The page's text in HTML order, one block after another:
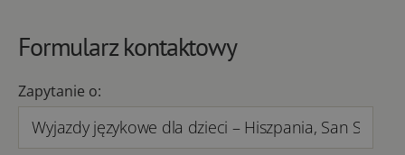
Formularz kontaktowy
Zapytanie o: